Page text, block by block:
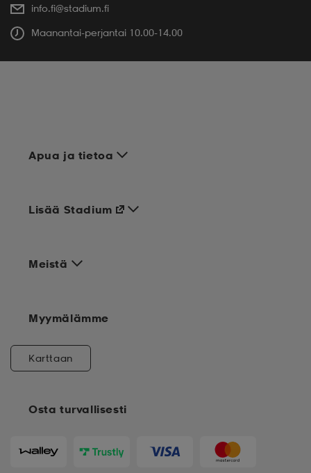
info.fi@stadium.fi
Maanantai-perjantai 10.00-14.00
Apua ja tietoa
Meistä
Osta turvallisesti
Lisää Stadium
Myymälämme
Karttaan